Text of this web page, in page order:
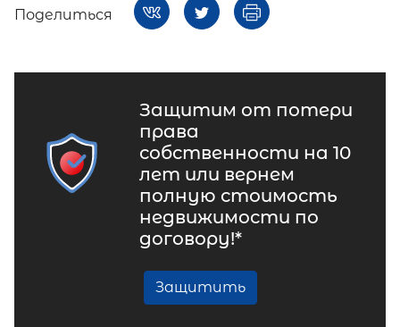
Поделиться
Защитим от потери
права
собственности на 10
лет или вернем
полную стоимость
недвижимости по
договору!*
Защитить